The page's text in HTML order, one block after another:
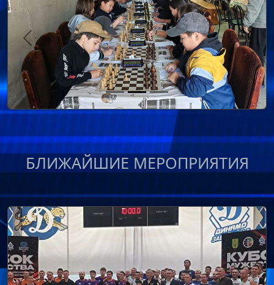
Previous Next
БЛИЖАЙШИЕ МЕРОПРИЯТИЯ